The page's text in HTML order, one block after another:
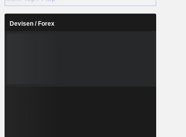
Devisen / Forex